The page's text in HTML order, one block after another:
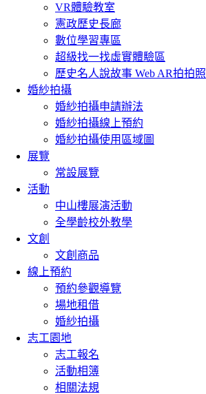
VR體驗教室
憲政歷史長廊
數位學習專區
超級找一找虛實體驗區
歷史名人說故事 Web AR拍拍照
婚紗拍攝
婚紗拍攝申請辦法
婚紗拍攝線上預約
婚紗拍攝使用區域圖
展覽
常設展覽
活動
中山樓展演活動
全學齡校外教學
文創
文創商品
線上預約
預約參觀導覽
場地租借
婚紗拍攝
志工園地
志工報名
活動相簿
相關法規